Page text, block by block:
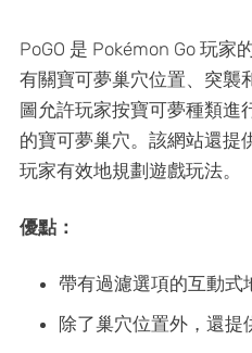
PoGO 是 Pokémon Go 玩
有關寶可夢巢穴位置、突襲
圖允許玩家按寶可夢種類進
的寶可夢巢穴。該網站還提
玩家有效地規劃遊戲玩法。
優點：
帶有過濾選項的互動式
除了巢穴位置外，還提